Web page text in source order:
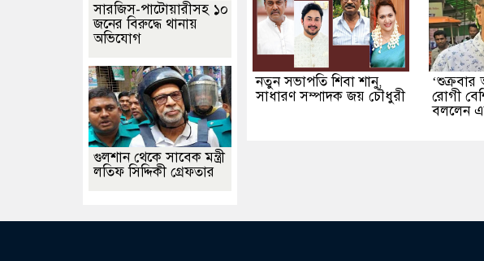
নতুন সভাপতি শিবা শানু,
সাধারণ সম্পাদক জয় চৌধুরী
‘শুক্রবার
রোগী
বললেন
সারজিস-পাটোয়ারীসহ ১০
জনের বিরুদ্ধে থানায়
অভিযোগ
গুলশান থেকে সাবেক মন্ত্রী
লতিফ সিদ্দিকী গ্রেফতার